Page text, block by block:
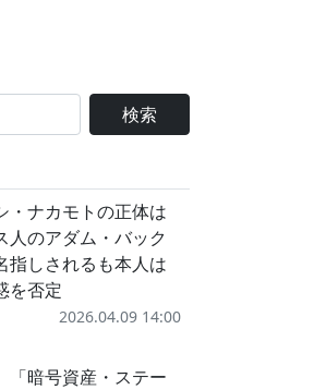
検索
・ナカモトの正体は
人のアダム・バック
指しされるも本人は
を否定
2026.04.09 14:00
「暗号資産・ステー